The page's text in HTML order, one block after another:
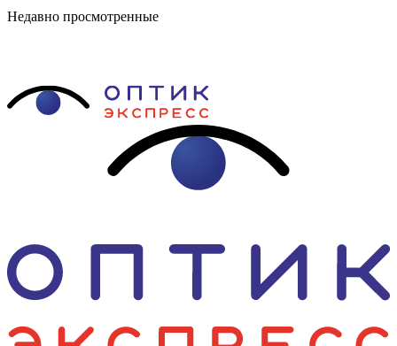
Недавно просмотренные